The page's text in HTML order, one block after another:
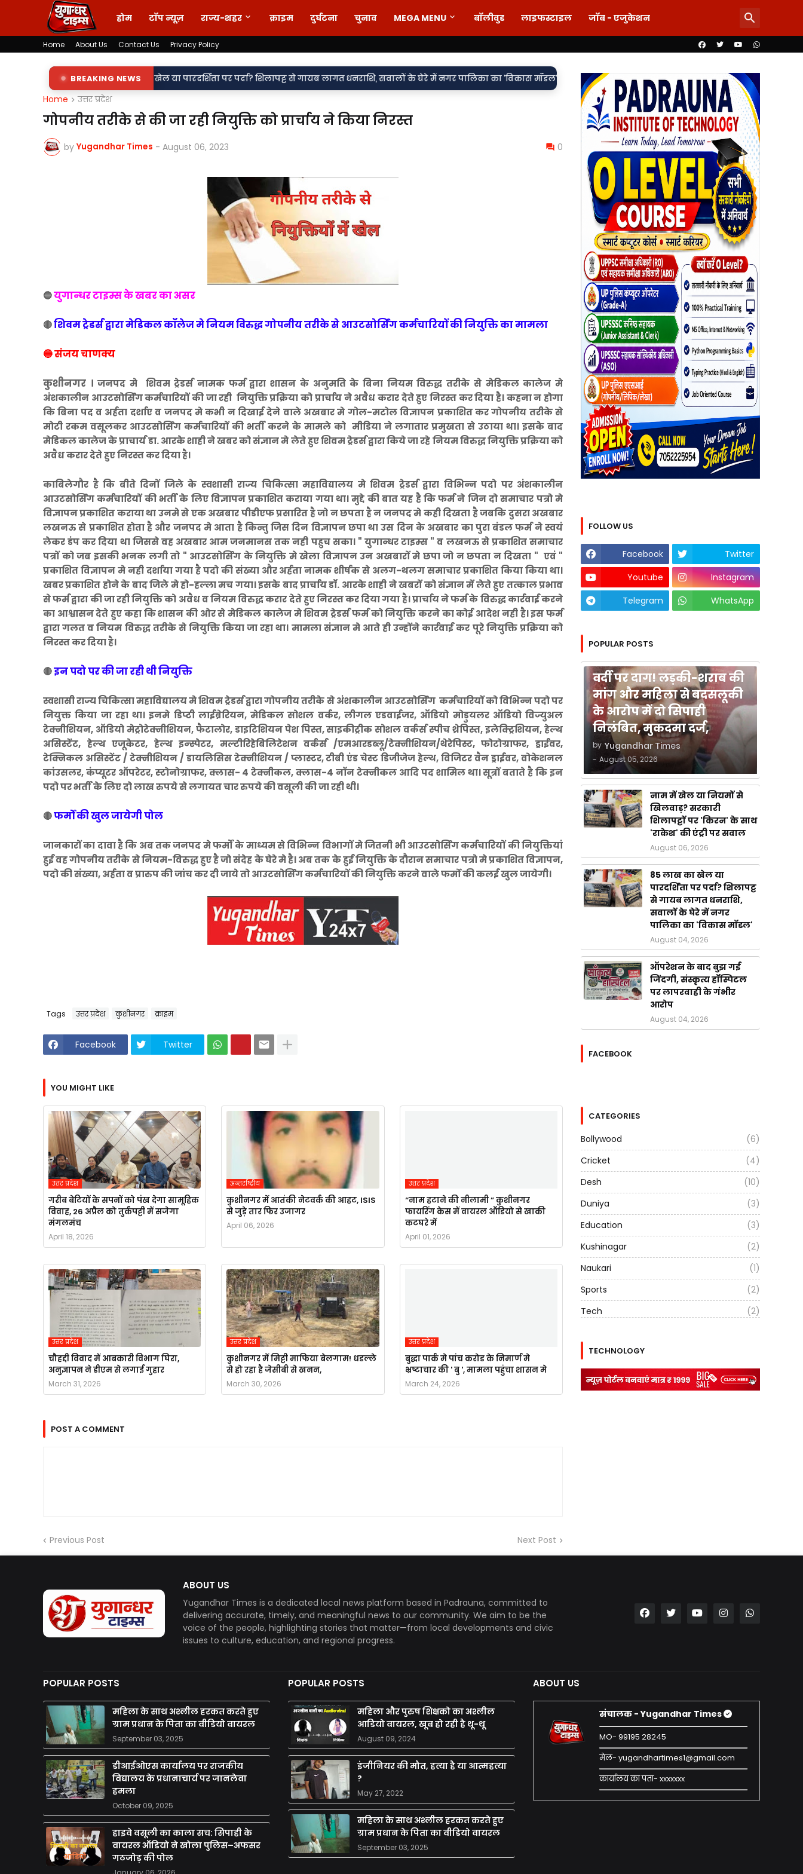
होम टॉप न्यूज़ राज्य-शहर क्राइम दुर्घटना चुनाव MEGA MENU बॉलीवुड लाइफस्टाइल जॉब - एजुकेशन
Home About Us Contact Us Privacy Policy
BREAKING NEWS
85 लाख का खेल या पारदर्शिता पर पर्दा? शिलापट्ट से गायब लागत धनराशि, सवालों के घेरे में नगर पालिका का 'विकास मॉडल'• ऑपरेशन के बाद बुझ गई जिंदगी, संस्कृत्य हॉस्पिटल पर लापरवाही के गंभीर आरोप
Home उत्तर प्रदेश
गोपनीय तरीके से की जा रही नियुक्ति को प्रार्चाय ने किया निरस्त
by Yugandhar Times - August 06, 2023 0
🔵युगान्धर टाइम्स के खबर का असर
🔴शिवम ट्रेडर्स द्वारा मेडिकल कॉलेज मे नियम विरुद्ध गोपनीय तरीके से आउटसोर्सिंग कर्मचारियों की नियुक्ति का मामला
🔵 संजय चाणक्य
कुशीनगर ।जनपद मे शिवम ट्रेडर्स नामक फर्म द्वारा शासन के अनुमति के बिना नियम विरुद्ध तरीके से मेडिकल कालेज मे
अंशकालीन आउटसोर्सिंग कर्मचारियों की जा रही नियुक्ति प्रक्रिया को प्रार्चाय ने अवैध करार देते हुए निरस्त कर दिया है। कहना न होगा
कि बिना पद व अर्हता दर्शाए व जनपद मे कभी न दिखाई देने वाले अखबार मे गोल-मटोल विज्ञापन प्रकाशित कर गोपनीय तरीके से
मोटी रकम वसूलकर आउटसोर्सिंग कर्मचारियों की भर्ती करने के मामले को मीडिया ने लगातार प्रमुखता से उठाया था। इसके बाद
मेडिकल कालेज के प्राचार्य डा. आरके शाही ने खबर को संज्ञान मे लेते हुए शिवम ट्रेडर्स द्वारा किये जा रहे नियम विरुद्ध नियुक्ति प्रक्रिया को
अवैध करार देते हुए निरस्त कर दिया है।
काबिलेगौर है कि बीते दिनों जिले के स्वशासी राज्य चिकित्सा महाविद्यालय मे शिवम ट्रेडर्स द्वारा विभिन्न पदो पर अंशकालीन
आउटसोर्सिंग कर्मचारियों की भर्ती के लिए विज्ञापन प्रकाशित कराया गया था। मुद्दे की बात यह है कि फर्म ने जिन दो समाचार पत्रो मे
विज्ञापन प्रकाशित कराया था उनमे से एक अखबार पीडीएफ प्रसारित है जो न छपता है न जनपद मे कही दिखता है जबकि दुसरा अखबार
लखनऊ से प्रकाशित होता है और जनपद मे आता है किन्तु जिस दिन विज्ञापन छपा था उस दिन के अखबार का पुरा बंडल फर्म ने स्वयं
लेकर डंप कर दिया था जिससे वह अखबार आम जनमानस तक नही पहुच सका। " युगान्धर टाइम्स " व लखनऊ से प्रकाशित समाचार
पत्रों को जब इसकी भनक लगी तो " आउटसोर्सिंग के नियुक्ति मे खेला विज्ञापन उन अखबारों मे छपा जो न छपता न दिखता " एवं "
प्रकाशित विज्ञापन मे नही दर्शाया गया है पदो की संख्या और अर्हता नामक शीर्षक से अलग-थलग समाचार प्रकाशित किया किया था।
खबर प्रकाशित होने के बाद जिले मे हो-हल्ला मच गया। इसके बाद प्रार्चाय डाॅ. आरके शाही ने खबरों को संज्ञान में लेते हुए तत्काल प्रभाव
से फर्म द्वारा की जा रही नियुक्ति को अवैध व नियम विरुद्ध करार देते हुए निरस्त कर दिया गया है। प्रार्चाय ने फर्म के विरुद्ध कार्रवाई करने
का आश्वासन देते हुए कहा कि शासन की ओर से मेडिकल कालेज मे शिवम ट्रेडर्स फर्म को नियुक्ति करने का कोई आदेश नही है। इस फर्म
द्वारा गलत व नियम विरुद्ध तरीके से नियुक्ति किया जा रहा था। मामला संज्ञान मे आते ही उन्होंने कार्रवाई कर पूरे नियुक्ति प्रक्रिया को
निरस्त कर दिया है।
🔴इन पदो पर की जा रही थी नियुक्ति
स्वशासी राज्य चिकित्सा महाविद्यालय मे शिवम ट्रेडर्स द्वारा गोपनीय तरीके से अंशकालीन आउटसोर्सिंग कर्मचारियों को विभिन्न पदो पर
नियुक्त किया जा रहा था। इनमे डिप्टी लाईब्रेरियन, मेडिकल सोशल वर्कर, लीगल एडवाईजर, ऑडियो मोडुयलर ऑडियो विज्युअल
टेक्नीशियन, ऑडियो मेट्रोटेक्नीशियन, फैटालोर, डाइटिशियन पेश पिस्त, साइकीट्रीक सोशल वर्कर्स स्पीच थ्रेपिस्त, इलेक्ट्रिशियन, हेल्थ
असिस्टेंट, हेल्थ एजूकेटर, हेल्थ इन्स्पेटर, मल्टीरिहेबिलिटेशन वर्कर्स /एमआरडब्लू/टेक्नीशियन/थेरेपिस्ट, फोटोग्राफर, ड्राईवर,
टेक्निकल असिस्टेंट / टेक्नीशियन / डायलिसिस टेक्नीशियन / प्लास्टर, टीबी एंड चेस्ट डिजीजेज हेल्थ, विजिटर वैन ड्राईवर, वोकेशनल
कांउसलर, कंप्यूटर ऑपरेटर, स्टोनोग्राफर, क्लास- 4 टेक्नीकल, क्लास-4 नॉन टेक्नीकल आदि पद शामिल था। सूत्रों बताते है कि इन
पदो पर भर्ती के लिए दो लाख रुपये से लगायत चार रुपये की वसूली की जा रही थी।
🔴फर्मों की खुल जायेगी पोल
जानकारों का दावा है कि अब तक जनपद मे फर्मों के माध्यम से विभिन्न विभागों मे जितनी भी आउटसोर्सिंग कर्मचारियों की नियुक्तियां
हुई वह गोपनीय तरीके से नियम-विरुद्ध हुए है जो संदेह के घेरे मे है। अब तक के हुई नियुक्ति के दौरान समाचार पत्रो मे प्रकाशित विज्ञापन,
पदो की संख्या, अर्हता व प्रारुप की जांच कर दी जाये तो आउटसोर्सिंग कर्मचारियों की नियुक्ति करने वाले फर्मो की कलई खुल जायेगी।
Tags उत्तर प्रदेश कुशीनगर क्राइम
Facebook Twitter
YOU MIGHT LIKE
उत्तर प्रदेश
गरीब बेटियों के सपनों को पंख देगा सामूहिक
विवाह, 26 अप्रैल को तुर्कपट्टी में सजेगा
मंगलमंच
April 18, 2026
अन्तर्राष्ट्रीय
कुशीनगर में आतंकी नेटवर्क की आहट, ISIS
से जुड़े तार फिर उजागर
April 06, 2026
उत्तर प्रदेश
“नाम हटाने की नीलामी ” कुशीनगर
फायरिंग केस में वायरल ऑडियो से खाकी
कटघरे में
April 01, 2026
उत्तर प्रदेश
चौहद्दी विवाद में आबकारी विभाग घिरा,
अनुज्ञापन ने डीएम से लगाई गुहार
March 31, 2026
उत्तर प्रदेश
कुशीनगर में मिट्टी माफिया बेलगाम! धडल्ले
से हो रहा है जेसीबी से खनन,
March 30, 2026
उत्तर प्रदेश
बुद्धा पार्क मे पांच करोड के निमार्ण मे
भ्रष्टाचार की ' बु ', मामला पहुंचा शासन मे
March 24, 2026
POST A COMMENT
Previous Post Next Post
FOLLOW US
Facebook
Twitter
Youtube
Instagram
Telegram
WhatsApp
POPULAR POSTS
वर्दी पर दाग! लड़की-शराब की
मांग और महिला से बदसलूकी
के आरोप में दो सिपाही
निलंबित, मुकदमा दर्ज,
by Yugandhar Times
- August 05, 2026
नाम में खेल या नियमों से
खिलवाड़? सरकारी
शिलापट्टों पर 'किरन' के साथ
'राकेश' की एंट्री पर सवाल
August 06, 2026
85 लाख का खेल या
पारदर्शिता पर पर्दा? शिलापट्ट
से गायब लागत धनराशि,
सवालों के घेरे में नगर
पालिका का 'विकास मॉडल'
August 04, 2026
ऑपरेशन के बाद बुझ गई
जिंदगी, संस्कृत्य हॉस्पिटल
पर लापरवाही के गंभीर
आरोप
August 04, 2026
FACEBOOK
CATEGORIES
Bollywood
(6)
Cricket
(4)
Desh
(10)
Duniya
(3)
Education
(3)
Kushinagar
(2)
Naukari
(1)
Sports
(2)
Tech
(2)
TECHNOLOGY
ABOUT US
Yugandhar Times is a dedicated local news platform based in Padrauna, committed to
delivering accurate, timely, and meaningful news to our community. We aim to be the
voice of the people, highlighting stories that matter—from local developments and civic
issues to culture, education, and regional progress.
POPULAR POSTS
महिला के साथ अश्लील हरकत करते हुए
ग्राम प्रधान के पिता का वीडियो वायरल
September 03, 2025
डीआईओएस कार्यालय पर राजकीय
विद्यालय के प्रधानाचार्य पर जानलेवा
हमला
October 09, 2025
हाइवे वसूली का काला सच: सिपाही के
वायरल ऑडियो ने खोला पुलिस–अफसर
गठजोड़ की पोल
POPULAR POSTS
महिला और पुरुष शिक्षको का अश्लील
आडियो वायरल, खूब हो रही है थू-थू
August 09, 2024
इंजीनियर की मौत, हत्या है या आत्महत्या
?
May 27, 2022
महिला के साथ अश्लील हरकत करते हुए
ग्राम प्रधान के पिता का वीडियो वायरल
September 03, 2025
ABOUT US
संचालक - Yugandhar Times
MO- 99195 28245
मेल- yugandhartimes1@gmail.com
कार्यालय का पता- xxxxxxx